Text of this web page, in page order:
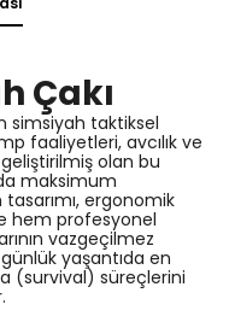
Çakı
simsiyah taktiksel
faaliyetleri, avcılık ve
olan bu
maksimum
ergonomik
hem profesyonel
vazgeçilmez
yaşantıda en
(survival) süreçlerini